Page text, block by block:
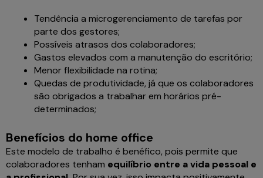
Tendência a microgerenciamento de tarefas por
parte dos gestores;
Possíveis atrasos dos colaboradores;
Gastos elevados com a manutenção do escritório;
Menor flexibilidade na rotina;
Quedas de produtividade, já que os colaboradores
são obrigados a trabalhar em horários pré-
determinados;
Benefícios do home office
Este modelo de trabalho é benéfico, pois permite que
colaboradores tenham equilíbrio entre a vida pessoal e